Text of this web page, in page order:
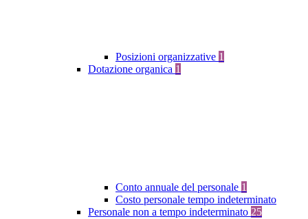
Posizioni organizzative 1
Dotazione organica 1
Conto annuale del personale 1
Costo personale tempo indeterminato
Personale non a tempo indeterminato 25